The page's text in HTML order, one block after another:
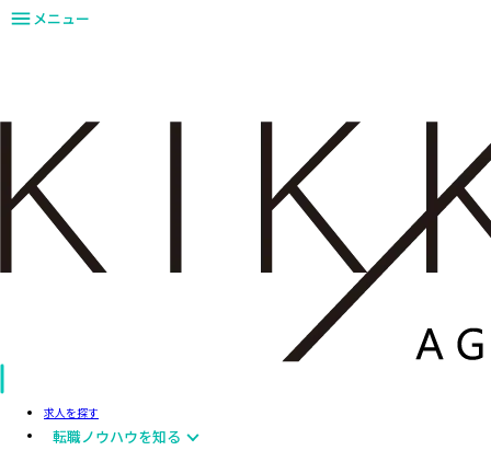
メニュー
求人を探す
転職ノウハウを知る